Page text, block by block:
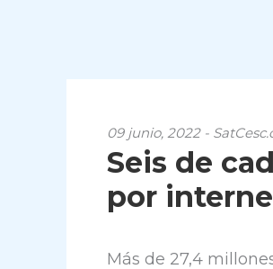
09 junio, 2022 -
Seis de
por
Más de 27,4